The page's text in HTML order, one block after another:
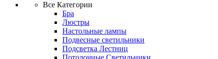
Все Категории
Бра
Люстры
Настольные лампы
Подвесные светильники
Подсветка Лестниц